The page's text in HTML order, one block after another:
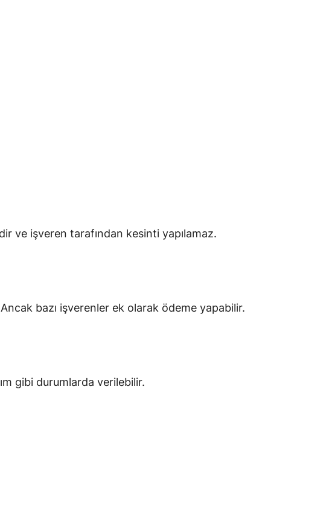
ve işveren tarafından kesinti yapılamaz.
Ancak bazı işverenler ek olarak ödeme yapabilir.
gibi durumlarda verilebilir.